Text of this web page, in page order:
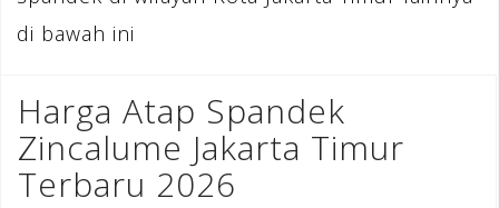
di bawah ini
Harga Atap Spandek
Zincalume Jakarta Timur
Terbaru 2026